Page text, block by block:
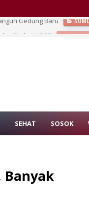
Terkait KDRT
SEHAT SOSOK
Banyak